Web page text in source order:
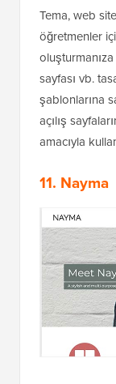
Tema, web
öğretmenler
sayfası vb.
şablonlarına
açılış
amacıyla
11. Nayma